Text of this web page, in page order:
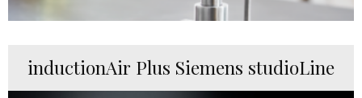
inductionAir Plus Siemens studioLine